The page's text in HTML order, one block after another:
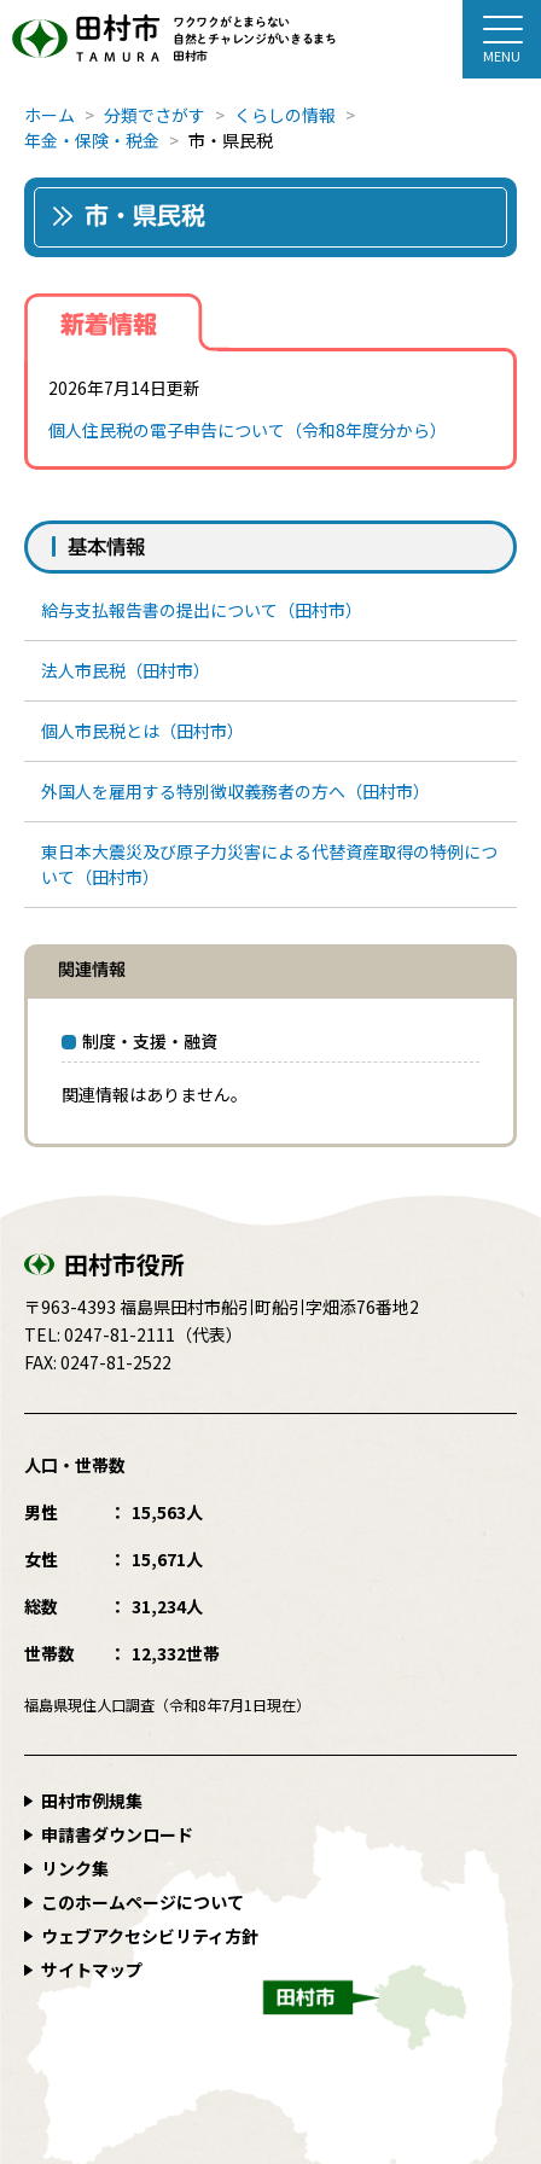
田村市
TAMURA
ワクワクがとまらない
自然とチャレンジがいきるまち
田村市
ホーム 分類でさがす
くらしの情報
年金・保険・税金
市・県民税
市・県民税
新着情報
2026年7月14日更新
個人住民税の電子申告について（令和8年度分から）
基本情報
給与支払報告書の提出について（田村市）
法人市民税（田村市）
個人市民税とは（田村市）
外国人を雇用する特別徴収義務者の方へ（田村市）
東日本大震災及び原子力災害による代替資産取得の特例につ
いて（田村市）
関連情報
制度・支援・融資
関連情報はありません。
田村市役所
〒963-4393 福島県田村市船引町船引字畑添76番地2
TEL: 0247-81-2111 （代表）
FAX: 0247-81-2522
人口・世帯数
男性
15,563人
女性
15,671人
総数
31,234人
世帯数
12,332世帯
福島県現住人口調査（令和8年7月1日現在）
田村市例規集
申請書ダウンロード
リンク集
このホームページについて
ウェブアクセシビリティ方針
サイトマップ